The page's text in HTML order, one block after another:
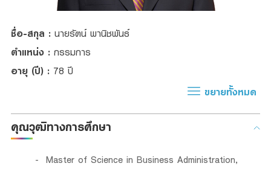
ชื่อ-สกุล : นายรัตน์ พานิชพันธ์
ตำแหน่ง : กรรมการ
อายุ (ปี) : 78 ปี
ขยายทั้งหมด
คุณวุฒิทางการศึกษา
Master of Science in Business Administration,